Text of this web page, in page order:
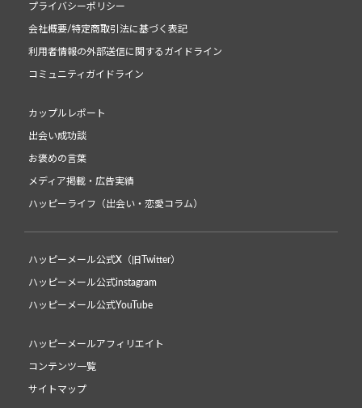
プライバシーポリシー
会社概要/特定商取引法に基づく表記
利用者情報の外部送信に関するガイドライン
コミュニティガイドライン
カップルレポート
出会い成功談
お褒めの言葉
メディア掲載・広告実績
ハッピーライフ（出会い・恋愛コラム）
ハッピーメール公式X（旧Twitter）
ハッピーメール公式instagram
ハッピーメール公式YouTube
ハッピーメールアフィリエイト
コンテンツ一覧
サイトマップ